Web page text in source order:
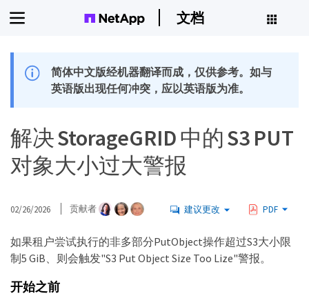
文档
简体中文版经机器翻译而成，仅供参考。如与
英语版出现任何冲突，应以英语版为准。
解决 StorageGRID 中的 S3 PUT
对象大小过大警报
02/26/2026 贡献者 建议更改 PDF
如果租户尝试执行的非多部分PutObject操作超过S3大小限
制5 GiB、则会触发"S3 Put Object Size Too Lize"警报。
开始之前